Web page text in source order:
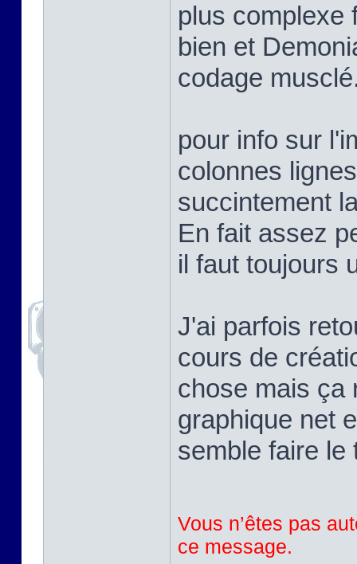
plus complexe
bien et
codage
pour info sur
colonnes
succintement
En fait assez
il faut toujours
J'ai parfois
cours de
chose mais ça
graphique net
semble faire le
Vous n’êtes pas
ce message.